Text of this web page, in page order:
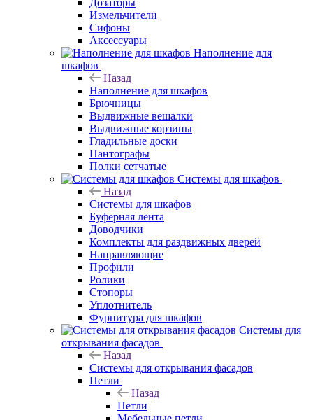
Дозаторы
Измельчители
Сифоны
Аксессуары
Наполнение для
шкафов
Назад
Наполнение для шкафов
Брючницы
Выдвижные вешалки
Выдвижные корзины
Гладильные доски
Пантографы
Полки сетчатые
Системы для шкафов
Назад
Системы для шкафов
Буферная лента
Доводчики
Комплекты для раздвижных дверей
Направляющие
Профили
Ролики
Стопоры
Уплотнитель
Фурнитура для шкафов
Системы для
открывания фасадов
Назад
Системы для открывания фасадов
Петли
Назад
Петли